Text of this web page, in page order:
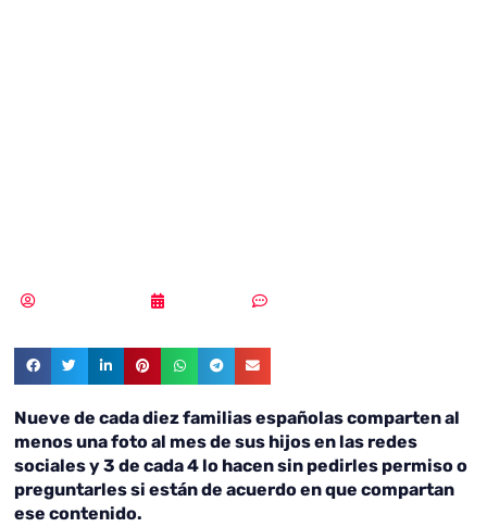
Nueve de cada diez familias españolas comparten al
menos una foto al mes de sus hijos en las redes
sociales y 3 de cada 4 lo hacen sin pedirles permiso o
preguntarles si están de acuerdo en que compartan
ese contenido.